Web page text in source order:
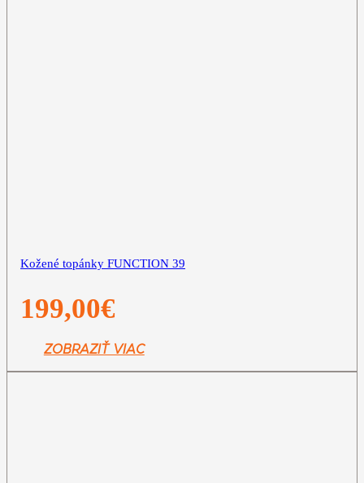
Kožené topánky FUNCTION 39
199,00€
ZOBRAZIŤ VIAC